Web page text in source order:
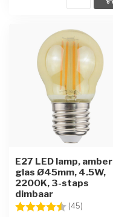
E27 LED lamp, amber
glas Ø45mm, 4.5W,
2200K, 3-staps
dimbaar
Beoordeling: (45)